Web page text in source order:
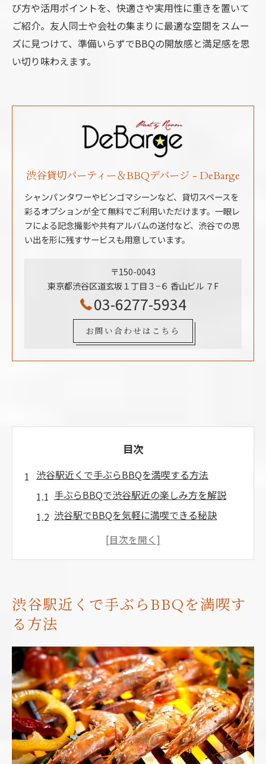
び方や活用ポイントを、快適さや実用性に重きを置いて
ご紹介。友人同士や会社の集まりに最適な空間をスムー
ズに見つけて、準備いらずでBBQの開放感と満足感を思
い切り味わえます。
渋谷貸切パーティー＆BBQデバージ - DeBarge
シャンパンタワーやビンゴマシーンなど、貸切スペースを
彩るオプションが全て無料でご利用いただけます。一眼レ
フによる記念撮影や共有アルバムの送付など、渋谷での思
い出を形に残すサービスも用意しています。
〒150-0043
東京都渋谷区道玄坂１丁目３−６ 香山ビル ７F
03-6277-5934
お問い合わせはこちら
目次
渋谷駅近くで手ぶらBBQを満喫する方法
手ぶらBBQで渋谷駅近の楽しみ方を解説
渋谷駅でBBQを気軽に満喫できる秘訣
準備不要でBBQを楽しむ渋谷駅活用術
アクセス重視なら渋谷駅周辺BBQが最適
渋谷駅周辺BBQスポットのアクセス比較
駅近BBQで移動の手間を減らすコツ
アクセス抜群な渋谷BBQのおすすめ理由
渋谷駅BBQは大人数利用にも便利
屋内外問わず楽しめる渋谷駅BBQ体験
屋内外BBQの特徴と渋谷駅の選択肢
雨天でも安心なBBQ場のポイント
渋谷駅近くで手ぶらBBQを満喫す
る方法